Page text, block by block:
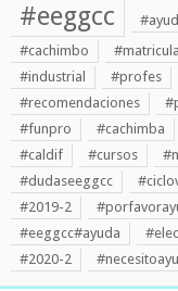
#eeggcc
#cachimbo
#matricula
#industrial
#profes
#recomendaciones
#funpro
#cachimba
#caldif
#cursos
#dudaseeggcc
#2019-2
#eeggcc#ayuda
#2020-2